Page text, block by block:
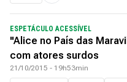
ESPETÁCULO ACESSÍVEL
"Alice no País das
com atores surdos
21/10/2015 - 19h53min